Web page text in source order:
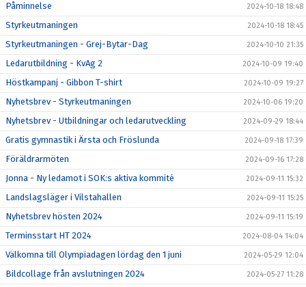
Påminnelse 2024-10-18 18:48
Styrkeutmaningen 2024-10-18 18:45
Styrkeutmaningen - Grej-Bytar-Dag 2024-10-10 21:35
Ledarutbildning - KvAg 2 2024-10-09 19:40
Höstkampanj - Gibbon T-shirt 2024-10-09 19:27
Nyhetsbrev - Styrkeutmaningen 2024-10-06 19:20
Nyhetsbrev - Utbildningar och ledarutveckling 2024-09-29 18:44
Gratis gymnastik i Ärsta och Fröslunda 2024-09-18 17:39
Föräldrarmöten 2024-09-16 17:28
Jonna - Ny ledamot i SOK:s aktiva kommité 2024-09-11 15:32
Landslagsläger i Vilstahallen 2024-09-11 15:25
Nyhetsbrev hösten 2024 2024-09-11 15:19
Terminsstart HT 2024 2024-08-04 14:04
Välkomna till Olympiadagen lördag den 1 juni 2024-05-29 12:04
Bildcollage från avslutningen 2024 2024-05-27 11:28